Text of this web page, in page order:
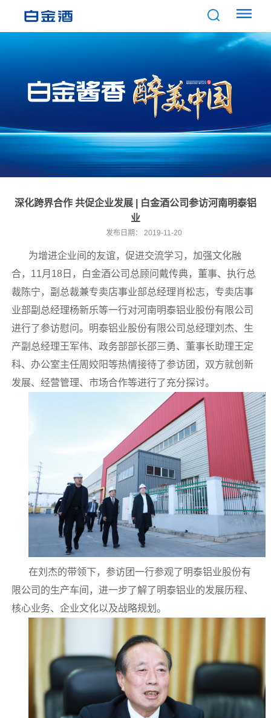
深化跨界合作 共促企业发展 | 白金酒公司参访河南明泰铝
业
发布日期： 2019-11-20
为增进企业间的友谊，促进交流学习，加强文化融
合，11月18日，白金酒公司总顾问戴传典，董事、执行总
裁陈宁，副总裁兼专卖店事业部总经理肖松志，专卖店事
业部副总经理杨新乐等一行对河南明泰铝业股份有限公司
进行了参访慰问。明泰铝业股份有限公司总经理刘杰、生
产副总经理王军伟、政务部部长邵三勇、董事长助理王定
科、办公室主任周姣阳等热情接待了参访团，双方就创新
发展、经营管理、市场合作等进行了充分探讨。
在刘杰的带领下，参访团一行参观了明泰铝业股份有
限公司的生产车间，进一步了解了明泰铝业的发展历程、
核心业务、企业文化以及战略规划。